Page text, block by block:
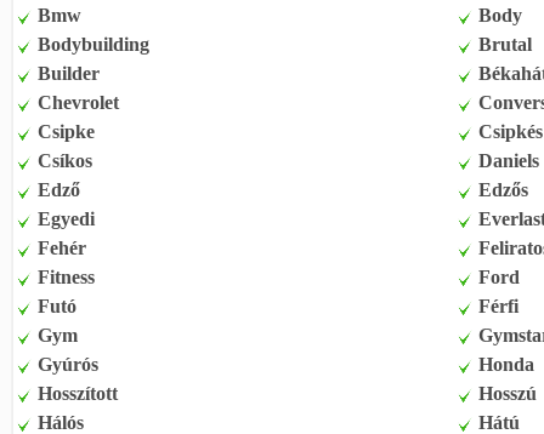
Bmw
Body
Bodybuilding
Brutal
Builder
Chevrolet
Csipke
Csipkés
Csíkos
Daniels
Edző
Edzős
Egyedi
Fehér
Fitness
Ford
Futó
Férfi
Gym
Gyúrós
Honda
Hosszított
Hosszú
Hálós
Hátú